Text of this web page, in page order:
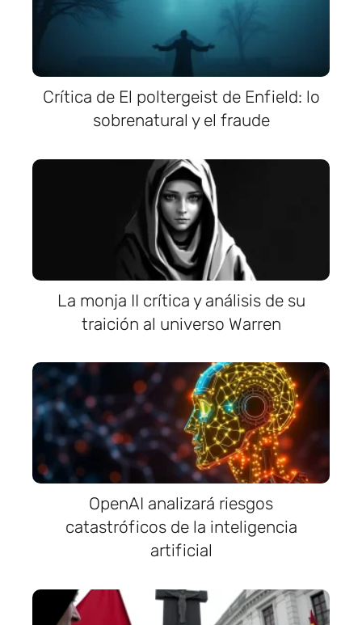
Crítica de El poltergeist de Enfield: lo
sobrenatural y el fraude
La monja II crítica y análisis de su
traición al universo Warren
OpenAI analizará riesgos
catastróficos de la inteligencia
artificial